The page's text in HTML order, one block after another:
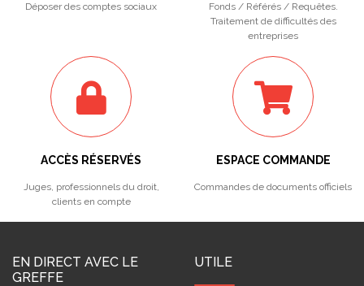
Déposer des comptes sociaux
Fonds / Référés / Requêtes.
Traitement de difficultés des
entreprises
ACCÈS RÉSERVÉS
Juges, professionnels du droit,
clients en compte
ESPACE COMMANDE
Commandes de documents officiels
EN DIRECT AVEC LE
GREFFE
UTILE